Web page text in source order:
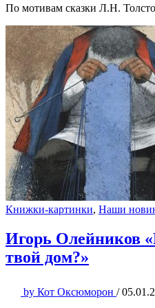
По мотивам сказки Л.Н.
Книжки-картинки, Наши
Игорь Олейников
твой дом?»
by Кот Оксюморон /